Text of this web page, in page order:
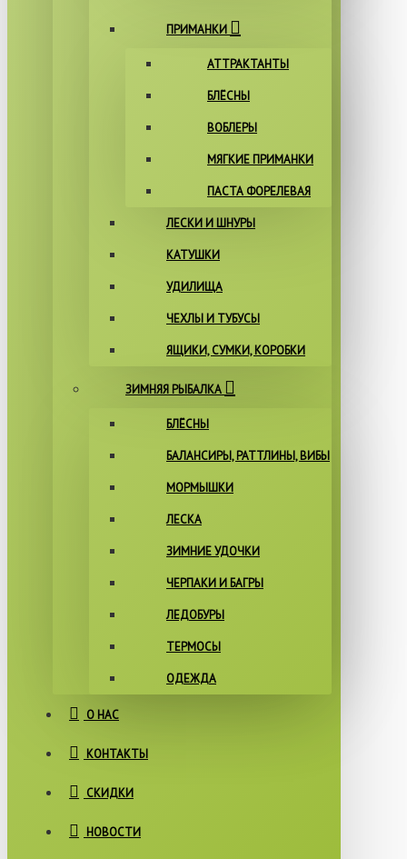
ПРИМАНКИ
АТТРАКТАНТЫ
БЛЁСНЫ
ВОБЛЕРЫ
МЯГКИЕ ПРИМАНКИ
ПАСТА ФОРЕЛЕВАЯ
ЛЕСКИ И ШНУРЫ
КАТУШКИ
УДИЛИЩА
ЧЕХЛЫ И ТУБУСЫ
ЯЩИКИ, СУМКИ, КОРОБКИ
ЗИМНЯЯ РЫБАЛКА
БЛЁСНЫ
БАЛАНСИРЫ, РАТТЛИНЫ, ВИБЫ
МОРМЫШКИ
ЛЕСКА
ЗИМНИЕ УДОЧКИ
ЧЕРПАКИ И БАГРЫ
ЛЕДОБУРЫ
ТЕРМОСЫ
ОДЕЖДА
О НАС
КОНТАКТЫ
СКИДКИ
НОВОСТИ